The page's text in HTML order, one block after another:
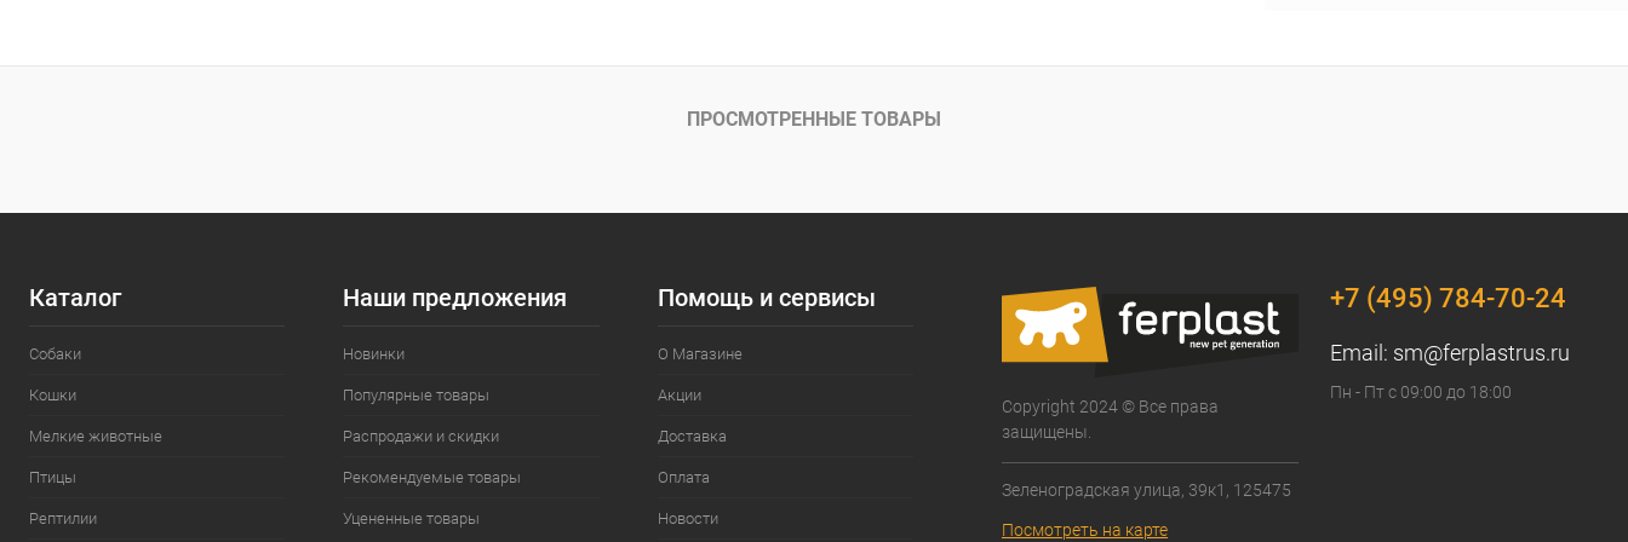
Сравнение Сравнение
ПРОСМОТРЕННЫЕ ТОВАРЫ
Каталог
Собаки
Кошки
Мелкие животные
Птицы
Рептилии
Наши предложения
Новинки
Популярные товары
Распродажи и скидки
Рекомендуемые товары
Уцененные товары
Помощь и сервисы
О Магазине
Акции
Доставка
Оплата
Новости
Copyright 2024 © Все права
защищены.
Зеленоградская улица, 39к1, 125475
Посмотреть на карте
+7 (495) 784-70-24
Email: sm@ferplastrus.ru
Пн - Пт с 09:00 до 18:00